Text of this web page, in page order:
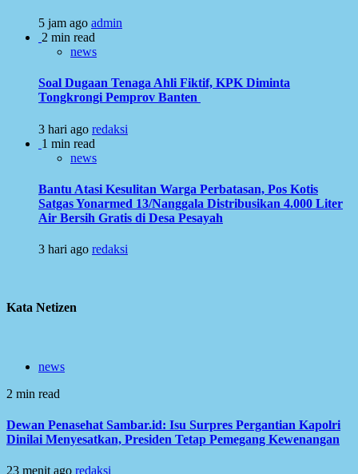
5 jam ago admin
2 min read
news
Soal Dugaan Tenaga Ahli Fiktif, KPK Diminta
Tongkrongi Pemprov Banten
3 hari ago redaksi
1 min read
news
Bantu Atasi Kesulitan Warga Perbatasan, Pos Kotis
Satgas Yonarmed 13/Nanggala Distribusikan 4.000 Liter
Air Bersih Gratis di Desa Pesayah
3 hari ago redaksi
Kata Netizen
news
2 min read
Dewan Penasehat Sambar.id: Isu Surpres Pergantian Kapolri
Dinilai Menyesatkan, Presiden Tetap Pemegang Kewenangan
23 menit ago redaksi